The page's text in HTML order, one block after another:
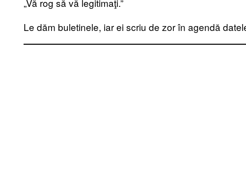
„Vă rog să vă legitimaţi.”
Le dăm buletinele, iar ei scriu de zor în agendă